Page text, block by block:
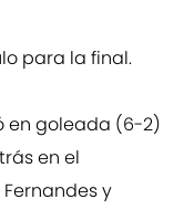
para la final.
en goleada (6-2)
en el
y